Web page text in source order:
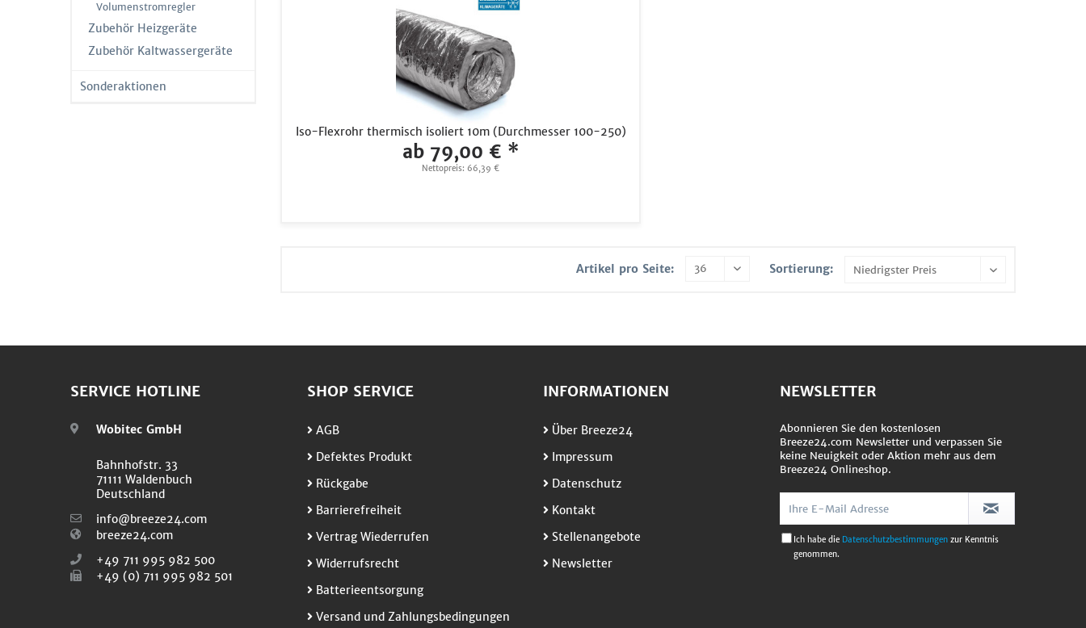
Volumenstromregler
Zubehör Heizgeräte
Zubehör Kaltwassergeräte
Sonderaktionen
Iso-Flexrohr thermisch isoliert 10m (Durchmesser 100-250)
ab 79,00 € *
Nettopreis: 66,39 €
Artikel pro Seite: Sortierung:
SERVICE HOTLINE
Wobitec GmbH
Bahnhofstr. 33
71111 Waldenbuch
Deutschland
info@breeze24.com
breeze24.com
+49 711 995 982 500
+49 (0) 711 995 982 501
SHOP SERVICE
AGB
Defektes Produkt
Rückgabe
Barrierefreiheit
Vertrag Wiederrufen
Widerrufsrecht
Batterieentsorgung
Versand und Zahlungsbedingungen
INFORMATIONEN
Über Breeze24
Impressum
Datenschutz
Kontakt
Stellenangebote
Newsletter
NEWSLETTER
Abonnieren Sie den kostenlosen
Breeze24.com Newsletter und verpassen Sie
keine Neuigkeit oder Aktion mehr aus dem
Breeze24 Onlineshop.
Ich habe die Datenschutzbestimmungen zur Kenntnis
genommen.